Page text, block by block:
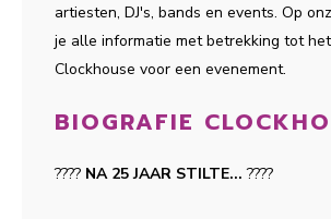
artiesten, DJ's, bands en events. Op
je alle informatie met betrekking tot
Clockhouse voor een evenement.
BIOGRAFIE
???? NA 25 JAAR STILTE...????